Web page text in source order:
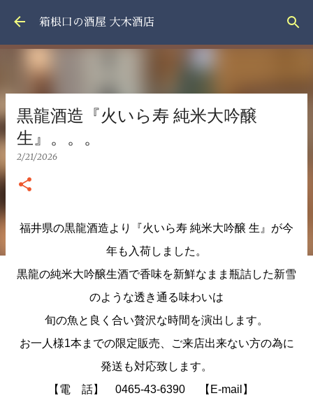
スキップしてメイン コンテンツに移動
箱根口の酒屋 大木酒店
黒龍酒造『火いら寿 純米大吟醸
生』。。。
2/21/2026
福井県の黒龍酒造より『火いら寿 純米大吟醸 生』が今
年も入荷しました。
黒龍の純米大吟醸生酒で香味を新鮮なまま瓶詰した新雪
のような透き通る味わいは
旬の魚と良く合い贅沢な時間を演出します。
お一人様1本までの限定販売、ご来店出来ない方の為に
発送も対応致します。
【電 話】 0465-43-6390 【E‐mail】